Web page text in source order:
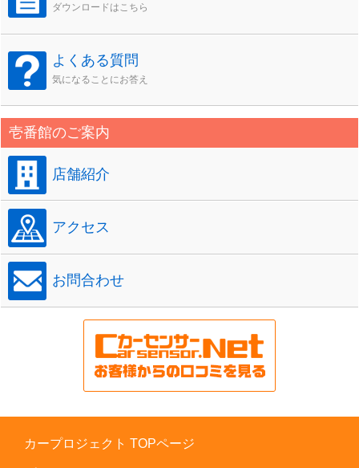
ダウンロードはこちら
よくある質問
気になることにお答え
壱番館のご案内
店舗紹介
アクセス
お問合わせ
カープロジェクト TOPページ